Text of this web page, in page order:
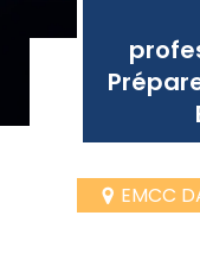
EMCC